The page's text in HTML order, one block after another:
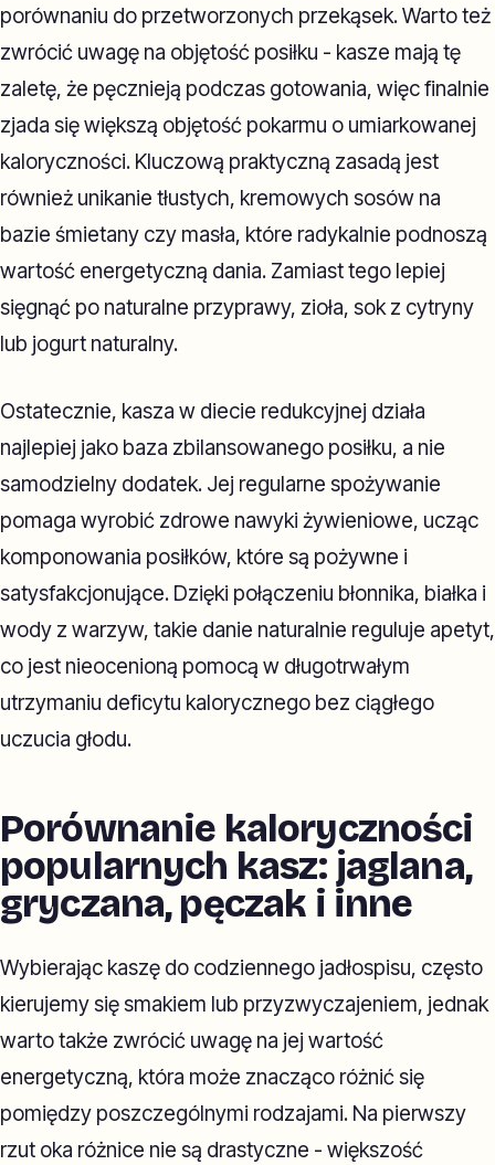
porównaniu do przetworzonych przekąsek. Warto też
zwrócić uwagę na objętość posiłku - kasze mają tę
zaletę, że pęcznieją podczas gotowania, więc finalnie
zjada się większą objętość pokarmu o umiarkowanej
kaloryczności. Kluczową praktyczną zasadą jest
również unikanie tłustych, kremowych sosów na
bazie śmietany czy masła, które radykalnie podnoszą
wartość energetyczną dania. Zamiast tego lepiej
sięgnąć po naturalne przyprawy, zioła, sok z cytryny
lub jogurt naturalny.
Ostatecznie, kasza w diecie redukcyjnej działa
najlepiej jako baza zbilansowanego posiłku, a nie
samodzielny dodatek. Jej regularne spożywanie
pomaga wyrobić zdrowe nawyki żywieniowe, ucząc
komponowania posiłków, które są pożywne i
satysfakcjonujące. Dzięki połączeniu błonnika, białka i
wody z warzyw, takie danie naturalnie reguluje apetyt,
co jest nieocenioną pomocą w długotrwałym
utrzymaniu deficytu kalorycznego bez ciągłego
uczucia głodu.
Porównanie kaloryczności
popularnych kasz: jaglana,
gryczana, pęczak i inne
Wybierając kaszę do codziennego jadłospisu, często
kierujemy się smakiem lub przyzwyczajeniem, jednak
warto także zwrócić uwagę na jej wartość
energetyczną, która może znacząco różnić się
pomiędzy poszczególnymi rodzajami. Na pierwszy
rzut oka różnice nie są drastyczne - większość